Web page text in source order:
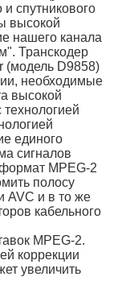
и спутникового
высокой
нашего канала
Транскодер
(модель D9858)
необходимые
высокой
единого
сигналов
MPEG-2
полосу
AVC и в то же
кабельного
MPEG-2.
коррекции
увеличить